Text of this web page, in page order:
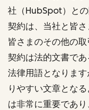
社（HubSpot）と
契約は、当社と皆
皆さまのその他の
契約は法的文書で
法律用語となりま
りやすい文章とな
は非常に重要であ